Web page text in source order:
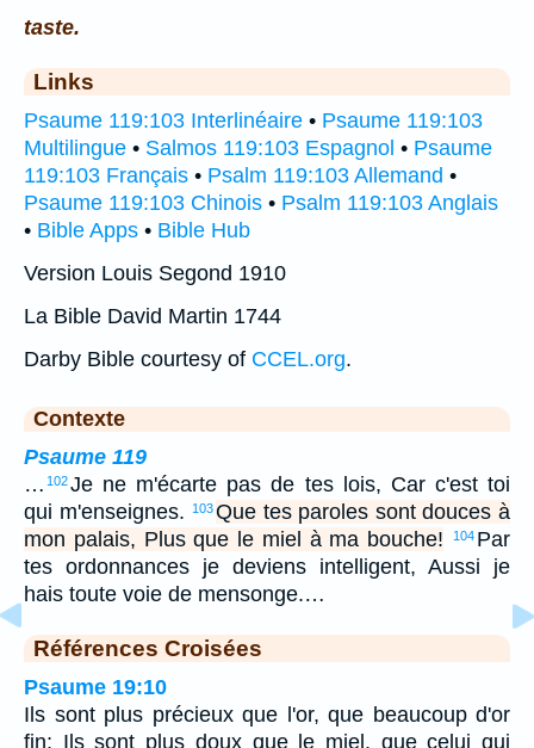
taste.
Links
Psaume 119:103 Interlinéaire • Psaume 119:103
Multilingue • Salmos 119:103 Espagnol • Psaume
119:103 Français • Psalm 119:103 Allemand •
Psaume 119:103 Chinois • Psalm 119:103 Anglais
• Bible Apps • Bible Hub
Version Louis Segond 1910
La Bible David Martin 1744
Darby Bible courtesy of CCEL.org.
Contexte
Psaume 119
… 102Je ne m'écarte pas de tes lois, Car c'est toi
qui m'enseignes.
103Que tes paroles sont douces à
mon palais, Plus que le miel à ma bouche!
104 Par
tes ordonnances je deviens intelligent, Aussi je
hais toute voie de mensonge.…
Références Croisées
Psaume 19:10
Ils sont plus précieux que l'or, que beaucoup d'or
fin; Ils sont plus doux que le miel, que celui qui